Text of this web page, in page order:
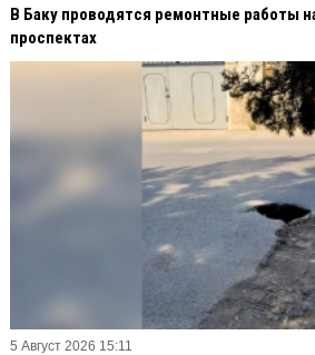
В Баку проводятся ремонтные работы
проспектах
5 Август 2026 15:11